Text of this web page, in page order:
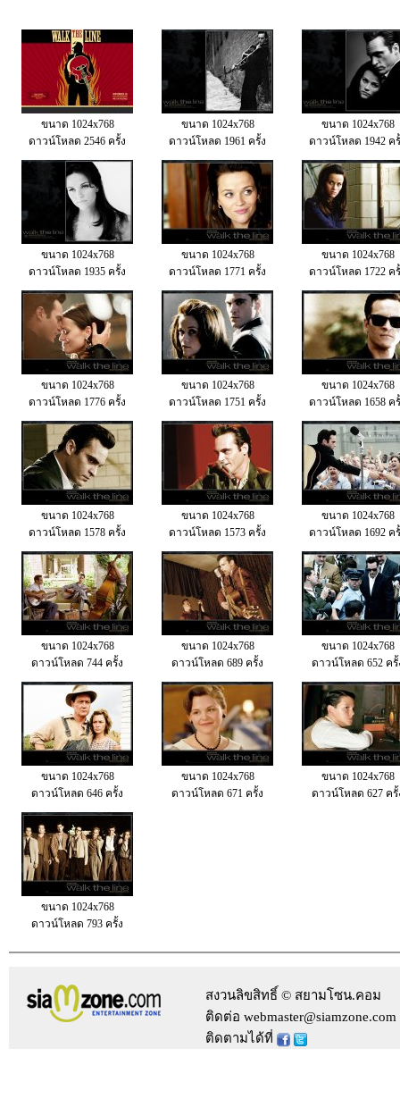
ขนาด 1024x768
ดาวน์โหลด 2546 ครั้ง
ขนาด 1024x768
ดาวน์โหลด 1961 ครั้ง
ขนาด 1024x768
ดาวน์โหลด 1942 ค
ขนาด 1024x768
ดาวน์โหลด 1935 ครั้ง
ขนาด 1024x768
ดาวน์โหลด 1771 ครั้ง
ขนาด 1024x768
ดาวน์โหลด 1722 ค
ขนาด 1024x768
ดาวน์โหลด 1776 ครั้ง
ขนาด 1024x768
ดาวน์โหลด 1751 ครั้ง
ขนาด 1024x768
ดาวน์โหลด 1658 ค
ขนาด 1024x768
ดาวน์โหลด 1578 ครั้ง
ขนาด 1024x768
ดาวน์โหลด 1573 ครั้ง
ขนาด 1024x768
ดาวน์โหลด 1692 ค
ขนาด 1024x768
ดาวน์โหลด 744 ครั้ง
ขนาด 1024x768
ดาวน์โหลด 689 ครั้ง
ขนาด 1024x768
ดาวน์โหลด 652 ครั้
ขนาด 1024x768
ดาวน์โหลด 646 ครั้ง
ขนาด 1024x768
ดาวน์โหลด 671 ครั้ง
ขนาด 1024x768
ดาวน์โหลด 627 ครั้
ขนาด 1024x768
ดาวน์โหลด 793 ครั้ง
สงวนลิขสิทธิ์ © สยามโซน.คอม
ติดต่อ webmaster@siamzone.com
ติดตามได้ที่